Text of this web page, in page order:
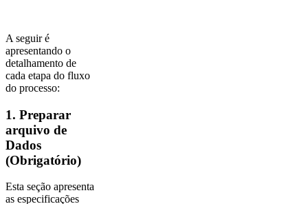
A seguir é
apresentando o
detalhamento de
cada etapa do fluxo
do processo:
1. Preparar
arquivo de
Dados
(Obrigatório)
Esta seção apresenta
as especificações